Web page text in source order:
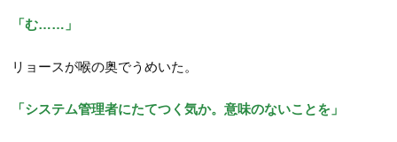
「む……」
リョースが喉の奥でうめいた。
「システム管理者にたてつく気か。意味のないことを」